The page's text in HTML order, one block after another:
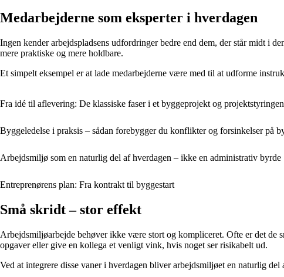
Medarbejderne som eksperter i hverdagen
Ingen kender arbejdspladsens udfordringer bedre end dem, der står midt i
mere praktiske og mere holdbare.
Et simpelt eksempel er at lade medarbejderne være med til at udforme
Fra idé til aflevering: De klassiske faser i et byggeprojekt og
Byggeledelse i praksis – sådan forebygger du konflikter og forsinkelser på
Arbejdsmiljø som en naturlig del af hverdagen – ikke en administrativ byrde
Entreprenørens plan: Fra kontrakt til byggestart
Små skridt – stor effekt
Arbejdsmiljøarbejde behøver ikke være stort og kompliceret. Ofte er det de
opgaver eller give en kollega et venligt vink, hvis noget ser risikabelt ud.
Ved at integrere disse vaner i hverdagen bliver arbejdsmiljøet en naturlig